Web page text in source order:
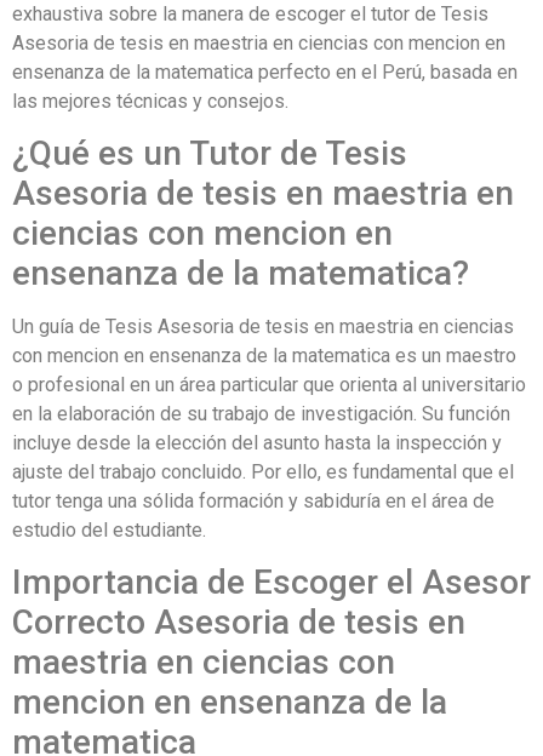
exhaustiva sobre la manera de escoger el tutor de Tesis
Asesoria de tesis en maestria en ciencias con mencion en
ensenanza de la matematica perfecto en el Perú, basada en
las mejores técnicas y consejos.
¿Qué es un Tutor de Tesis
Asesoria de tesis en maestria en
ciencias con mencion en
ensenanza de la matematica?
Un guía de Tesis Asesoria de tesis en maestria en ciencias
con mencion en ensenanza de la matematica es un maestro
o profesional en un área particular que orienta al universitario
en la elaboración de su trabajo de investigación. Su función
incluye desde la elección del asunto hasta la inspección y
ajuste del trabajo concluido. Por ello, es fundamental que el
tutor tenga una sólida formación y sabiduría en el área de
estudio del estudiante.
Importancia de Escoger el Asesor
Correcto Asesoria de tesis en
maestria en ciencias con
mencion en ensenanza de la
matematica